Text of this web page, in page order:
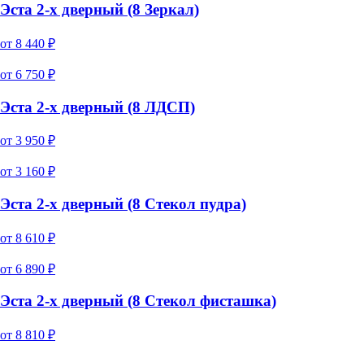
Эста 2-х дверный (8 Зеркал)
от 8 440 ₽
от 6 750 ₽
Эста 2-х дверный (8 ЛДСП)
от 3 950 ₽
от 3 160 ₽
Эста 2-х дверный (8 Стекол пудра)
от 8 610 ₽
от 6 890 ₽
Эста 2-х дверный (8 Стекол фисташка)
от 8 810 ₽